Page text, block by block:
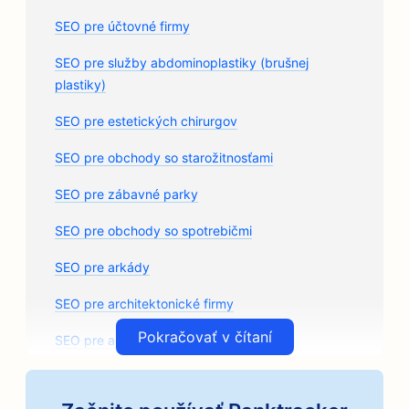
SEO pre účtovné firmy
SEO pre služby abdominoplastiky (brušnej
plastiky)
SEO pre estetických chirurgov
SEO pre obchody so starožitnosťami
SEO pre zábavné parky
SEO pre obchody so spotrebičmi
SEO pre arkády
SEO pre architektonické firmy
SEO pre autoservisyPokračovať v čítaní